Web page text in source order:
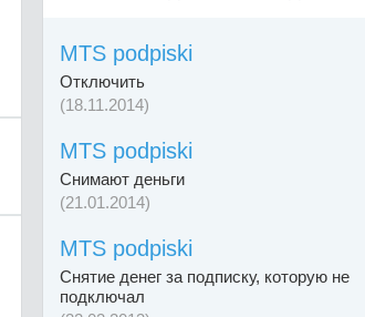
MTS podpiski
Отключить
(18.11.2014)
MTS podpiski
Снимают деньги
(21.01.2014)
MTS podpiski
Снятие денег за подписку, которую не
подключал